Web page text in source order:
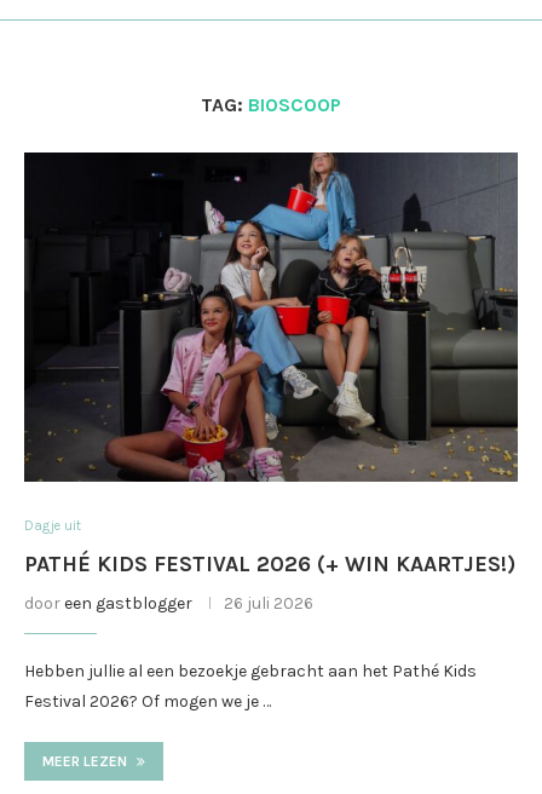
TAG: BIOSCOOP
Dagje uit
PATHÉ KIDS FESTIVAL 2026 (+ WIN KAARTJES!)
dooreen gastblogger 26 juli 2026
Hebben jullie al een bezoekje gebracht aan het Pathé Kids
Festival 2026? Of mogen we je …
MEER LEZEN